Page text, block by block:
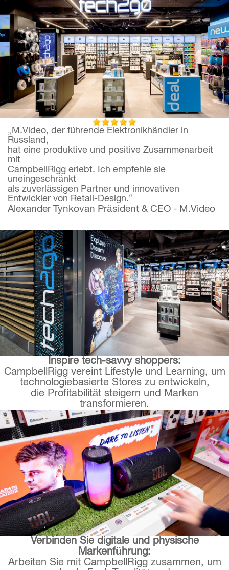
„M.Video, der führende Elektronikhändler in
Russland,
hat eine produktive und positive Zusammenarbeit
mit
CampbellRigg erlebt. Ich empfehle sie
uneingeschränkt
als zuverlässigen Partner und innovativen
Entwickler von Retail-Design.“
Alexander Tynkovan Präsident & CEO - M.Video
Inspire tech-savvy shoppers:
CampbellRigg vereint Lifestyle und Learning, um
technologiebasierte Stores zu entwickeln,
die Profitabilität steigern und Marken
transformieren.
Verbinden Sie digitale und physische
Markenführung:
Arbeiten Sie mit CampbellRigg zusammen, um